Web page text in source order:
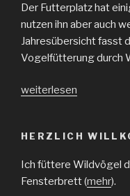
Der Futterplatz hat
nutzen ihn aber auch
Jahresübersicht fasst
Vogelfütterung durch
„Vögel
2018“
weiterlesen
HERZLICH
Ich füttere Wildvögel
Fensterbrett (mehr).